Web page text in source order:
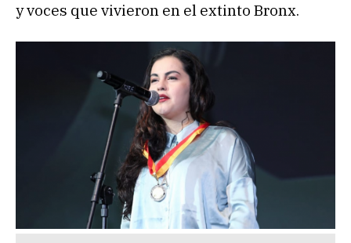
y voces que vivieron en el extinto Bronx.